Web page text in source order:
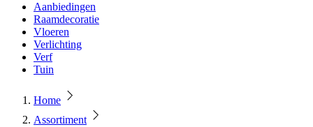
Aanbiedingen
Raamdecoratie
Vloeren
Verlichting
Verf
Tuin
Home
Assortiment